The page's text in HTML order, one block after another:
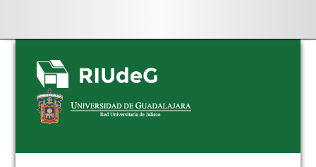
Skip
navigation